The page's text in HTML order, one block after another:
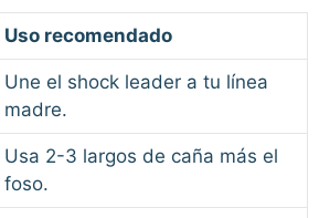
Uso recomendado
Une el shock leader a tu línea
madre.
Usa 2-3 largos de caña más el
foso.